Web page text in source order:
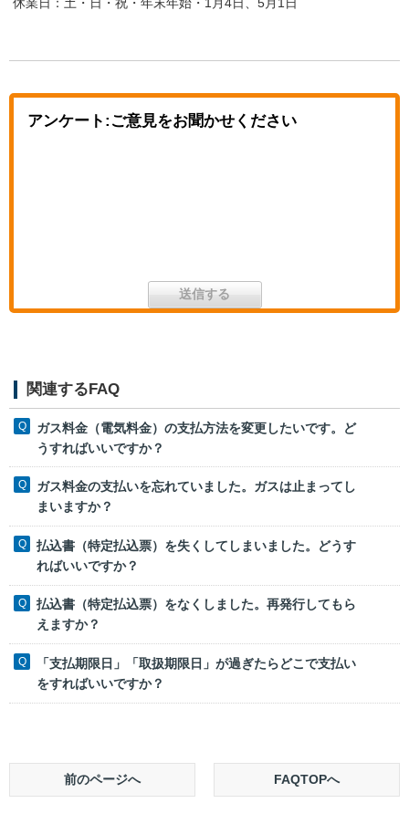
アンケート:ご意見をお聞かせください
関連するFAQ
ガス料金（電気料金）の支払方法を変更したいです。ど
うすればいいですか？
ガス料金の支払いを忘れていました。ガスは止まってし
まいますか？
払込書（特定払込票）を失くしてしまいました。どうす
ればいいですか？
払込書（特定払込票）をなくしました。再発行してもら
えますか？
「支払期限日」「取扱期限日」が過ぎたらどこで支払い
をすればいいですか？
前のページへ FAQTOPへ